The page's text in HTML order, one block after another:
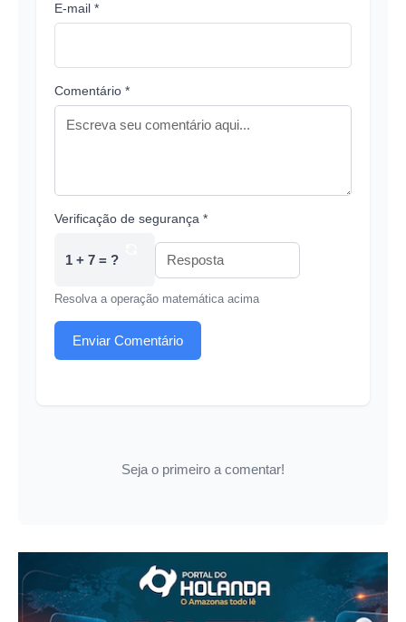
E-mail *
Comentário *
Verificação de segurança *
1 + 7 = ?
Resolva a operação matemática acima
Enviar Comentário
Seja o primeiro a comentar!